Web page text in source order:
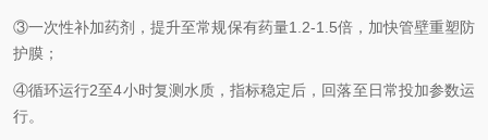
③一次性补加药剂，提升至常规保有药量1.2-1.5倍，加快管壁重塑防
护膜；
④循环运行2至4小时复测水质，指标稳定后，回落至日常投加参数运
行。